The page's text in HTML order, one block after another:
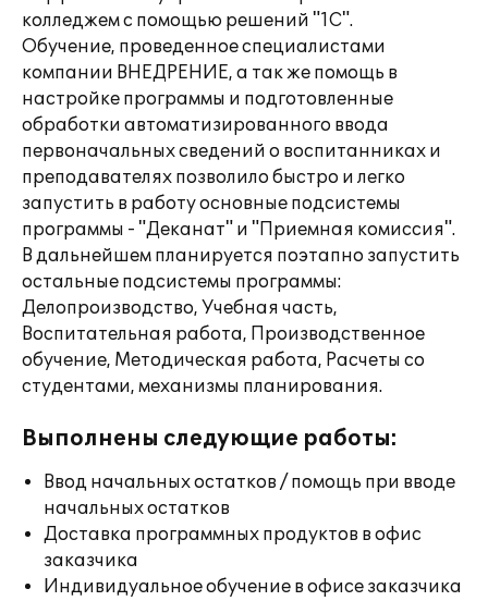
колледжем с помощью решений "1С".
Обучение, проведенное специалистами
компании ВНЕДРЕНИЕ, а так же помощь в
настройке программы и подготовленные
обработки автоматизированного ввода
первоначальных сведений о воспитанниках и
преподавателях позволило быстро и легко
запустить в работу основные подсистемы
программы - "Деканат" и "Приемная комиссия".
В дальнейшем планируется поэтапно запустить
остальные подсистемы программы:
Делопроизводство, Учебная часть,
Воспитательная работа, Производственное
обучение, Методическая работа, Расчеты со
студентами, механизмы планирования.
Выполнены следующие работы:
Ввод начальных остатков / помощь при вводе
начальных остатков
Доставка программных продуктов в офис
заказчика
Индивидуальное обучение в офисе заказчика